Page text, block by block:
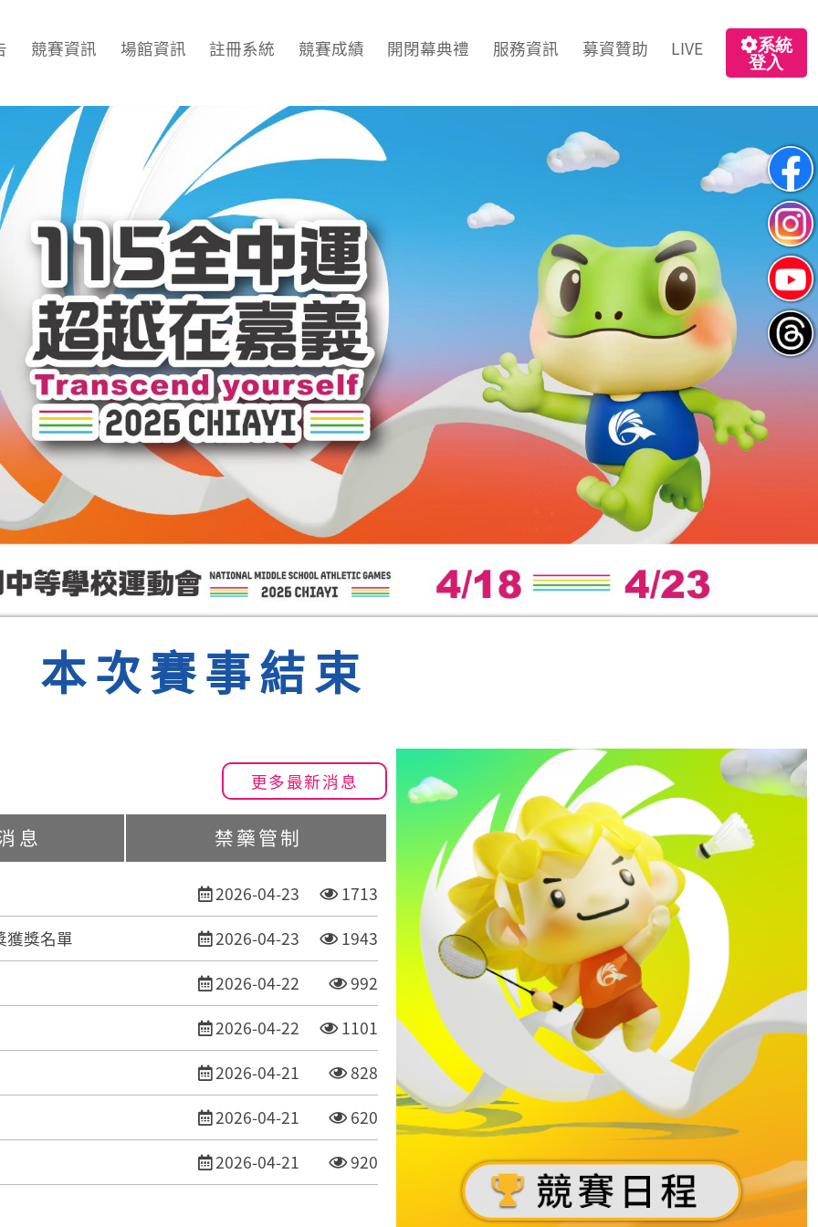
競賽資訊 場館資訊 註冊系統 競賽成績 開閉幕典禮 服務資訊 募資贊助 LIVE
系統
登入
本次賽事結束
更多最新消息
息 禁藥管制
發布日期
2026-04-23 點閱次數
1713
獲獎名單
發布日期
2026-04-23 點閱次數
1943
發布日期
2026-04-22 點閱次數
992
發布日期
2026-04-22 點閱次數
1101
發布日期
2026-04-21 點閱次數
828
發布日期
2026-04-21 點閱次數
620
發布日期
2026-04-21 點閱次數
920